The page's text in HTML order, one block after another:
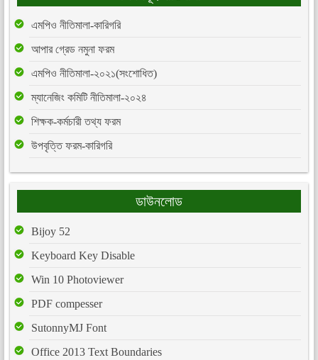
এমপিও নীতিমালা-কারিগরি
আপার গ্রেড নমুনা ফরম
এমপিও নীতিমালা-২০২১(সংশোধিত)
ম্যানেজিং কমিটি নীতিমালা-২০২৪
শিক্ষক-কর্মচারী তথ্য ফরম
উপবৃত্তি ফরম-কারিগরি
ডাউনলোড
Bijoy 52
Keyboard Key Disable
Win 10 Photoviewer
PDF compesser
SutonnyMJ Font
Office 2013 Text Boundaries